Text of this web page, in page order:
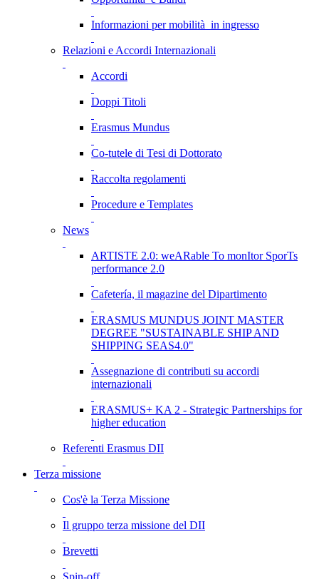
Informazioni per mobilità in ingresso
Relazioni e Accordi Internazionali
Accordi
Doppi Titoli
Erasmus Mundus
Co-tutele di Tesi di Dottorato
Raccolta regolamenti
Procedure e Templates
News
ARTISTE 2.0: weARable To monItor SporTs
performance 2.0
Cafetería, il magazine del Dipartimento
ERASMUS MUNDUS JOINT MASTER
DEGREE "SUSTAINABLE SHIP AND
SHIPPING SEAS4.0"
Assegnazione di contributi su accordi
internazionali
ERASMUS+ KA 2 - Strategic Partnerships for
higher education
Referenti Erasmus DII
Terza missione
Cos'è la Terza Missione
Il gruppo terza missione del DII
Brevetti
Spin-off